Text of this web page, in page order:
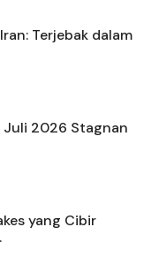
Terjebak dalam
Juli 2026 Stagnan
yang Cibir